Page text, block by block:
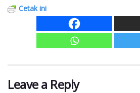
Cetak ini
Leave a Reply